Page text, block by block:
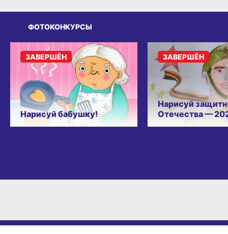
ФОТОКОНКУРСЫ
Нарисуй бабушку!
ЗАВЕРШЁН
Нарисуй
Отечества —
ЗАВЕРШЁН